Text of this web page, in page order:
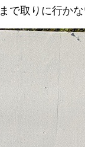
取りに行かな